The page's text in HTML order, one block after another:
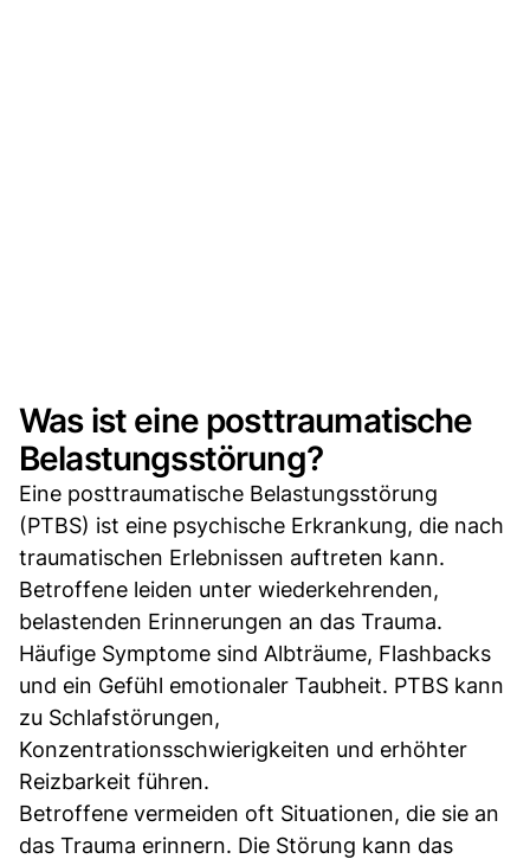
Was ist eine posttraumatische
Belastungsstörung?
Eine posttraumatische Belastungsstörung
(PTBS) ist eine psychische Erkrankung, die nach
traumatischen Erlebnissen auftreten kann.
Betroffene leiden unter wiederkehrenden,
belastenden Erinnerungen an das Trauma.
Häufige Symptome sind Albträume, Flashbacks
und ein Gefühl emotionaler Taubheit. PTBS kann
zu Schlafstörungen,
Konzentrationsschwierigkeiten und erhöhter
Reizbarkeit führen.
Betroffene vermeiden oft Situationen, die sie an
das Trauma erinnern. Die Störung kann das